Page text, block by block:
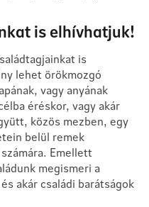
is elhívhatjuk!
is
lehet örökmozgó
vagy anyának
éréskor, vagy akár
közös mezben, egy
belül remek
Emellett
megismeri a
akár családi barátságok